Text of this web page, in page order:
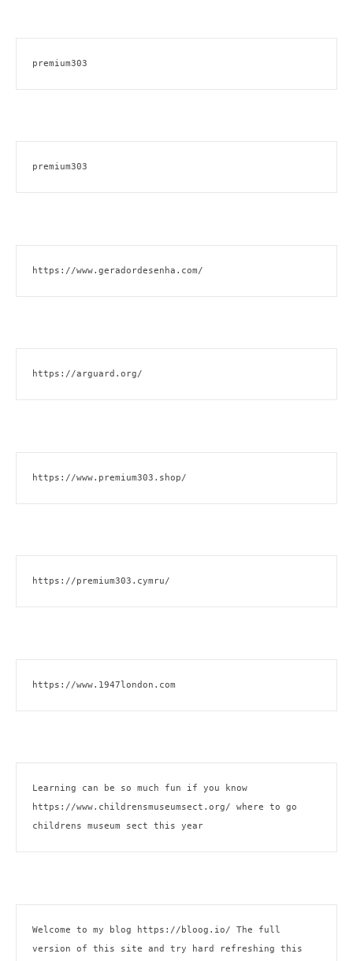
premium303
premium303
https://www.geradordesenha.com/
https://arguard.org/
https://www.premium303.shop/
https://premium303.cymru/
https://www.1947london.com
https://www.childrensmuseumsect.org/ where to go
childrens museum sect this year
Welcome to my blog https://bloog.io/ The full
version of this site and try hard refreshing this